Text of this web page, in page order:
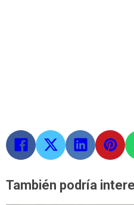
También podría